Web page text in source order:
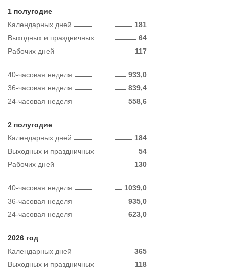
1 полугодие
Календарных дней
181
Рабочих дней 117
Выходных и праздничных 64
40-часовая неделя
933,0
36-часовая неделя
839,4
24-часовая неделя
558,6
2 полугодие
Календарных дней
184
Рабочих дней 130
Выходных и праздничных 54
40-часовая неделя
1039,0
36-часовая неделя
935,0
24-часовая неделя
623,0
2026 год
Календарных дней
365
Выходных и праздничных 118